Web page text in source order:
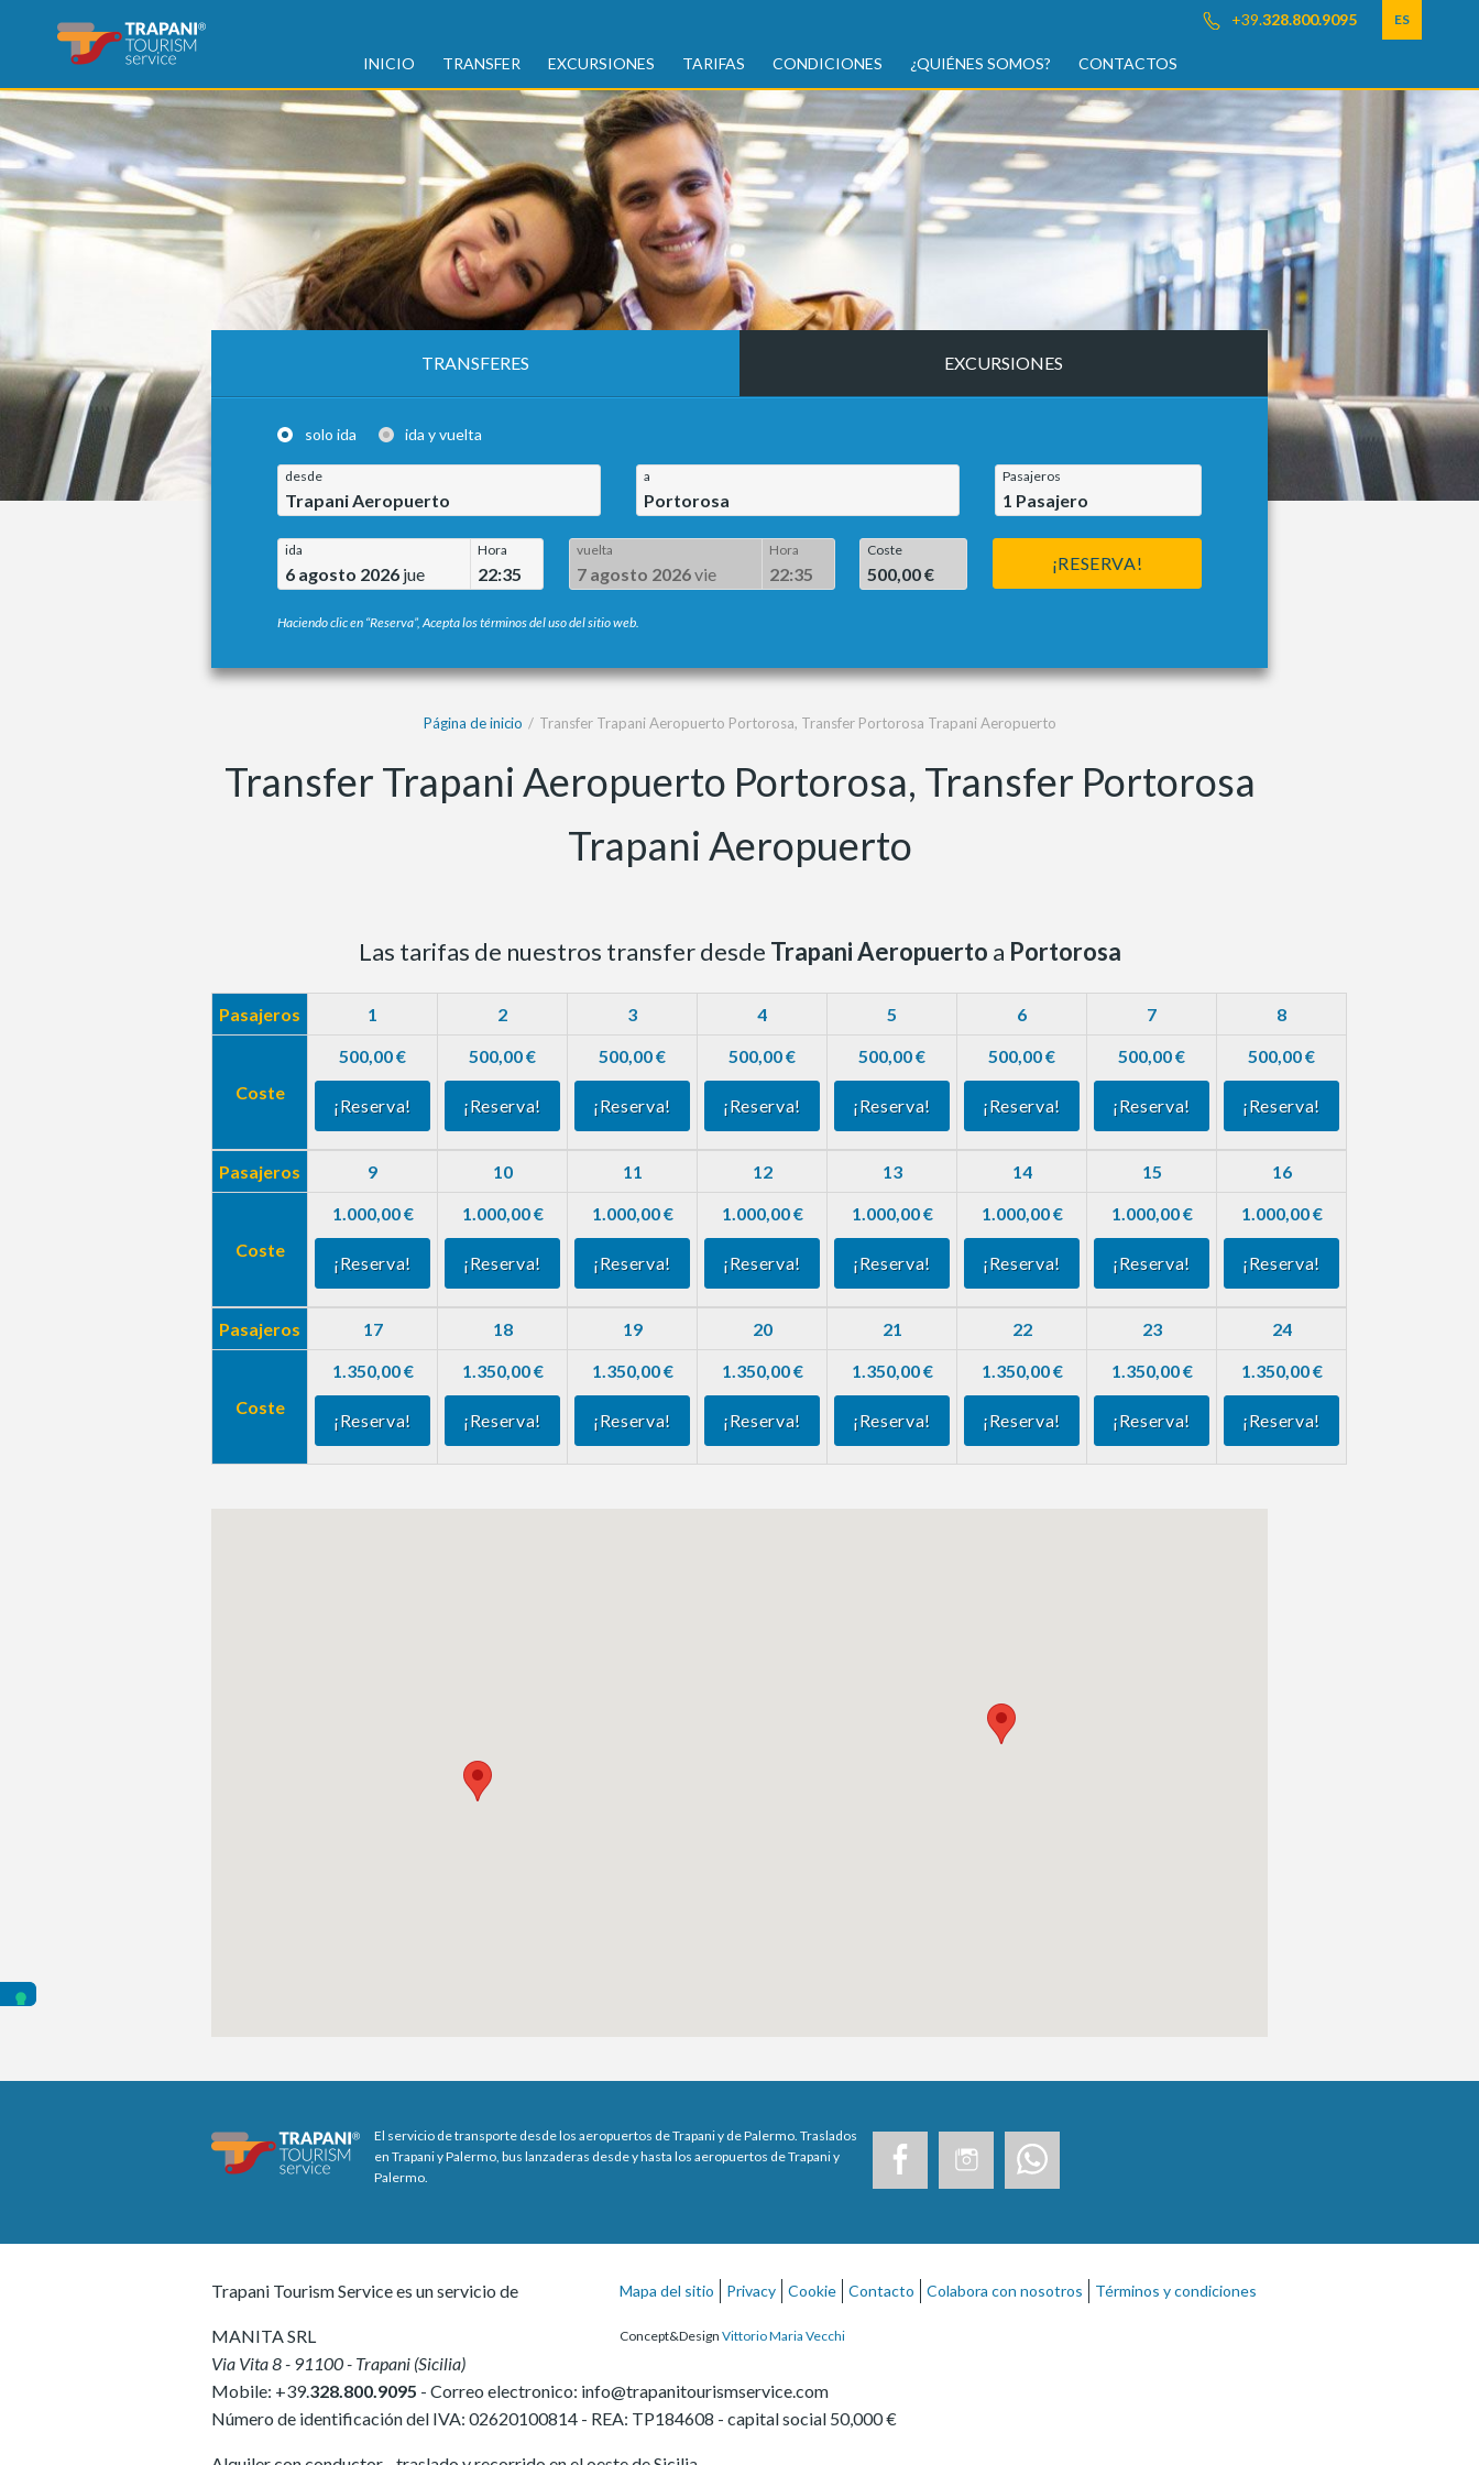
+39.328.800.9095 ES
INICIO TRANSFER EXCURSIONES TARIFAS CONDICIONES ¿QUIÉNES SOMOS? CONTACTOS
TRANSFERES EXCURSIONES
solo ida ida y vuelta
desde
Trapani Aeropuerto
a
Portorosa
Pasajeros
1 Pasajero
ida
6 agosto 2026 jue
Hora
22:35
vuelta
7 agosto 2026vie
Hora
22:35
Coste
500,00 €
¡RESERVA!
Haciendo clic en “Reserva”, Acepta los términos del uso del sitio web.
Página de inicio Transfer Trapani Aeropuerto Portorosa, Transfer Portorosa Trapani Aeropuerto
Transfer Trapani Aeropuerto Portorosa, Transfer Portorosa
Trapani Aeropuerto
Las tarifas de nuestros transfer desde Trapani Aeropuerto a Portorosa
Pasajeros 1 2 3 4 5 6 7 8
Coste
500,00 €
¡Reserva!
500,00 €
¡Reserva!
500,00 €
¡Reserva!
500,00 €
¡Reserva!
500,00 €
¡Reserva!
500,00 €
¡Reserva!
500,00 €
¡Reserva!
500,00 €
¡Reserva!
Pasajeros 9 10 11 12 13 14 15 16
Coste
1.000,00 €
¡Reserva!
1.000,00 €
¡Reserva!
1.000,00 €
¡Reserva!
1.000,00 €
¡Reserva!
1.000,00 €
¡Reserva!
1.000,00 €
¡Reserva!
1.000,00 €
¡Reserva!
1.000,00 €
¡Reserva!
Pasajeros 17 18 19 20 21 22 23 24
Coste
1.350,00 €
¡Reserva!
1.350,00 €
¡Reserva!
1.350,00 €
¡Reserva!
1.350,00 €
¡Reserva!
1.350,00 €
¡Reserva!
1.350,00 €
¡Reserva!
1.350,00 €
¡Reserva!
1.350,00 €
¡Reserva!
El servicio de transporte desde los aeropuertos de Trapani y de Palermo. Traslados
en Trapani y Palermo, bus lanzaderas desde y hasta los aeropuertos de Trapani y
Palermo.
Trapani Tourism Service es un servicio de
MANITA SRL
Via Vita 8- 91100- Trapani (Sicilia)
Mobile: +39.328.800.9095 - Correo electronico: info@trapanitourismservice.com
Número de identificación del IVA: 02620100814 - REA: TP184608 - capital social 50,000 €
Mapa del sitio Privacy Cookie Contacto Colabora con nosotros Términos y condiciones
Concept&Design Vittorio Maria Vecchi